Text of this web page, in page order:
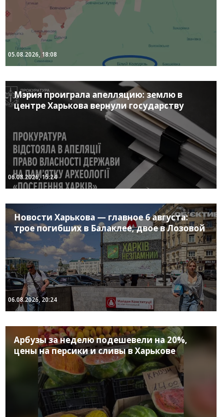
05.08.2026, 18:08
Мэрия проиграла апелляцию: землю в
центре Харькова вернули государству
06.08.2026, 15:24
Новости Харькова — главное 6 августа:
трое погибших в Балаклее, двое в Лозовой
06.08.2026, 20:24
Арбузы за неделю подешевели на 20%,
цены на персики и сливы в Харькове